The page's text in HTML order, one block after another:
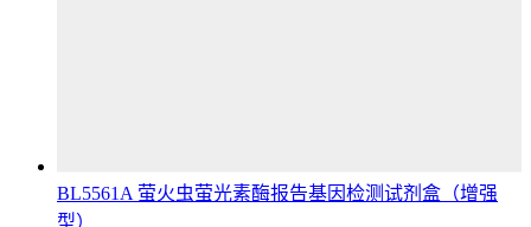
BL5561A 萤火虫萤光素酶报告基因检测试剂盒（增强
型）